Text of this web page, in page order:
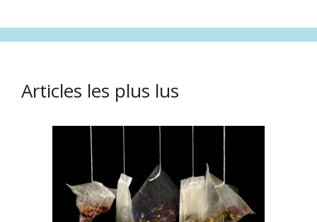
Articles les plus lus